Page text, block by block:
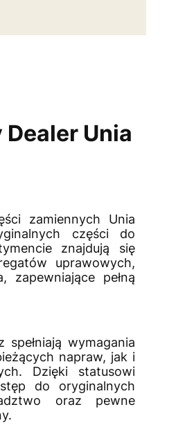
Unia
zamiennych Unia
części do
znajdują się
uprawowych,
pełną
wymagania
napraw, jak i
Dzięki statusowi
do oryginalnych
oraz pewne